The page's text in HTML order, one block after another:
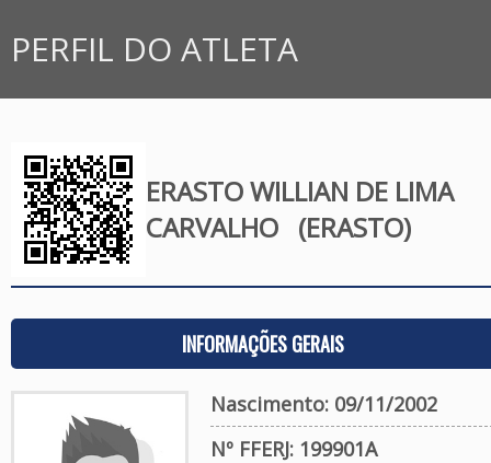
PERFIL DO ATLETA
ERASTO WILLIAN DE LIMA
CARVALHO (ERASTO)
INFORMAÇÕES GERAIS
Nascimento: 09/11/2002
Nº FFERJ: 199901A